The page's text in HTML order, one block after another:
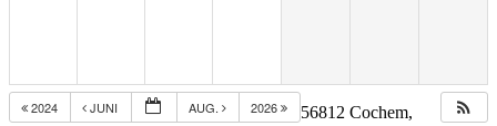
2024 JUNI AUG. 2026
56812 Cochem,